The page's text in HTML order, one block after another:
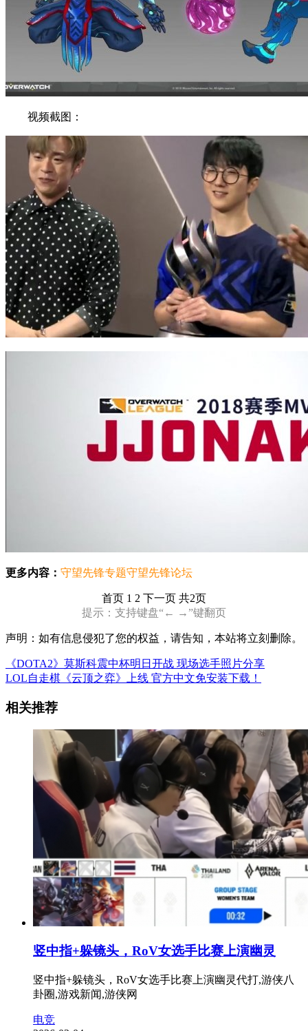
视频截图：
更多内容： 守望先锋专题守望先锋论坛
首页 1 2 下一页 共2页
提示：支持键盘“← →”键翻页
声明：如有信息侵犯了您的权益，请告知，本站将立刻删除。
《DOTA2》莫斯科震中杯明日开战 现场选手照片分享
LOL自走棋《云顶之弈》上线 官方中文免安装下载！
相关推荐
竖中指+躲镜头，RoV女选手比赛上演幽灵
竖中指+躲镜头，RoV女选手比赛上演幽灵代打,游侠八
卦圈,游戏新闻,游侠网
电竞